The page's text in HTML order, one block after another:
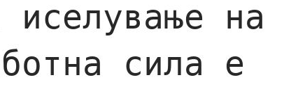
на
сила е